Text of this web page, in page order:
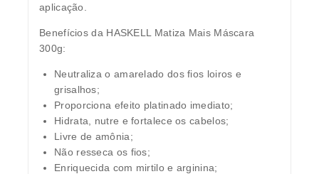
aplicação
Benefícios da HASKELL Matiza Mais Máscara
300g:
Neutraliza o amarelado dos fios loiros e
grisalhos;
Proporciona efeito platinado imediato;
Hidrata, nutre e fortalece os cabelos;
Livre de amônia;
Não resseca os fios;
Enriquecida com mirtilo e arginina;